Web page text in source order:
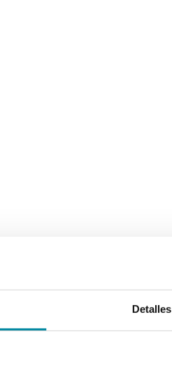
Detalles